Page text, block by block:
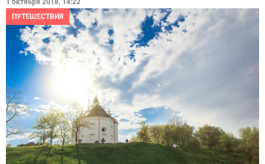
1 октября 2018, 14:22
ПУТЕШЕСТВИЯ